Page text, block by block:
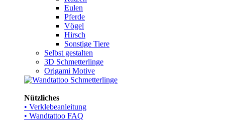
Eulen
Pferde
Vögel
Hirsch
Sonstige Tiere
Selbst gestalten
3D Schmetterlinge
Origami Motive
Nützliches
• Verklebeanleitung
• Wandtattoo FAQ